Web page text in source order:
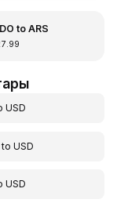
to ARS
USD
toUSD
USD